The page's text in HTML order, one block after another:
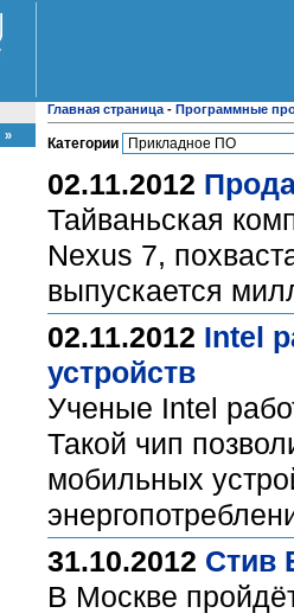
Главная страница - Программные
Категории
02.11.2012
Тайваньская
Nexus 7,
выпускается
02.11.2012 Intel
устройств
Ученые Intel
Такой чип
мобильных
31.10.2012 Стив
В Москве